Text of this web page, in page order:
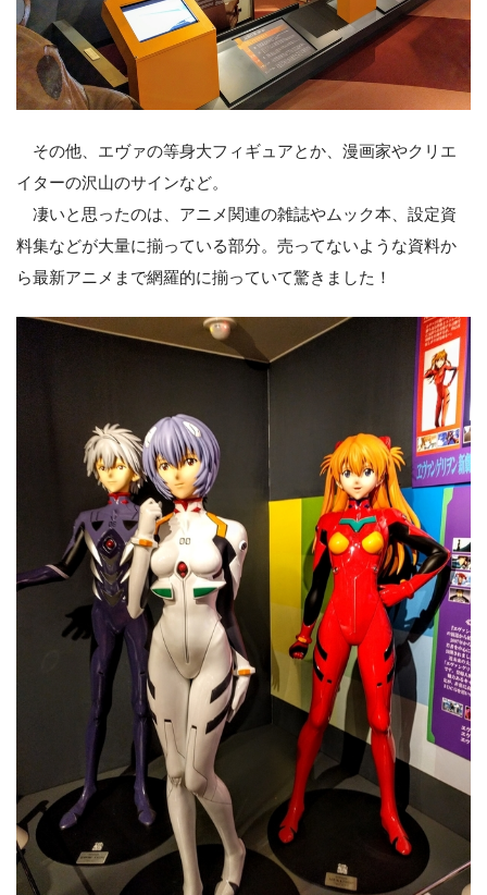
その他、エヴァの等身大フィギュアとか、漫画家やクリエ
イターの沢山のサインなど。
凄いと思ったのは、アニメ関連の雑誌やムック本、設定資
料集などが大量に揃っている部分。売ってないような資料か
ら最新アニメまで網羅的に揃っていて驚きました！